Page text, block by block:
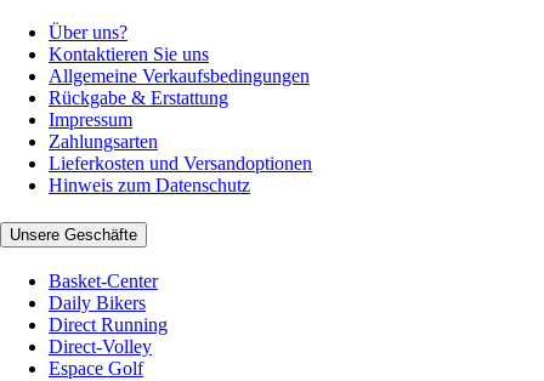
Über uns?
Kontaktieren Sie uns
Allgemeine Verkaufsbedingungen
Rückgabe & Erstattung
Impressum
Zahlungsarten
Lieferkosten und Versandoptionen
Hinweis zum Datenschutz
Unsere Geschäfte
Basket-Center
Daily Bikers
Direct Running
Direct-Volley
Espace Golf